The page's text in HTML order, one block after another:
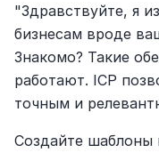
"Здравствуйте, я
бизнесам вроде
Знакомо? Такие
работают. ICP
точным и
Создайте шаблоны